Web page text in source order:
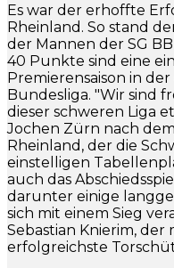
Es war der erhoffte
Rheinland. So stand
der Mannen der SG
40 Punkte sind eine
Premierensaison in
Bundesliga. "Wir sind
dieser schweren Liga
Jochen Zürn nach
Rheinland, der die
einstelligen
auch das
darunter einige
sich mit einem Sieg
Sebastian Knierim,
erfolgreichste